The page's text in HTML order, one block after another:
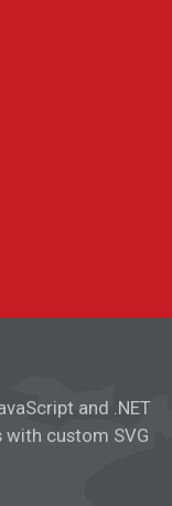
and .NET
custom SVG